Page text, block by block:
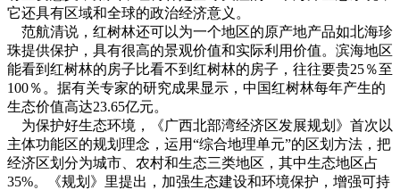
它还具有区域和全球的政治经济意义。
范航清说，红树林还可以为一个地区的原产地产品如北海珍
珠提供保护，具有很高的景观价值和实际利用价值。滨海地区
能看到红树林的房子比看不到红树林的房子，往往要贵25％至
100％。据有关专家的研究成果显示，中国红树林每年产生的
生态价值高达23.65亿元。
为保护好生态环境，《广西北部湾经济区发展规划》首次以
主体功能区的规划理念，运用“综合地理单元”的区划方法，把
经济区划分为城市、农村和生态三类地区，其中生态地区占
35%。《规划》里提出，加强生态建设和环境保护，增强可持